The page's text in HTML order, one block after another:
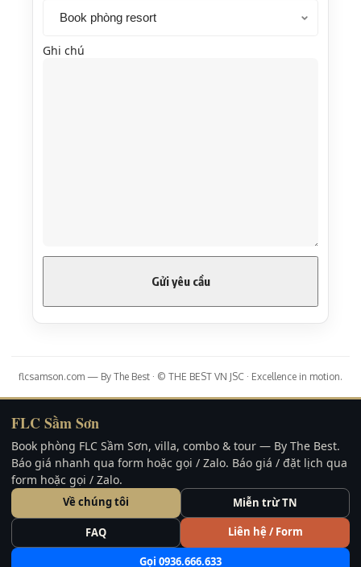
Ghi chú
flcsamson.com — By The Best · © THE BEST VN JSC · Excellence in motion.
FLC Sầm Sơn
Book phòng FLC Sầm Sơn, villa, combo & tour — By The Best.
Báo giá nhanh qua form hoặc gọi / Zalo. Báo giá / đặt lịch qua
form hoặc gọi / Zalo.
Về chúng tôi Miễn trừ TN
FAQ Liên hệ / Form
Gọi 0936.666.633